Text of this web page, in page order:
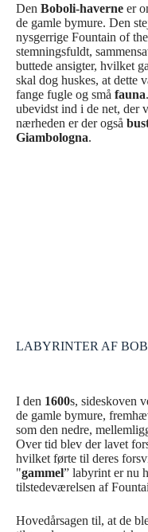
Den Boboli-haverne er
de gamle bymure. Den
nysgerrige Fountain of the
stemningsfuldt,
buttede ansigter, hvilket
skal dog huskes, at dette
fange fugle og små fauna
ubevidst ind i de net, der
nærheden er der også
Giambologna.
LABYRINTER AF
I den 1600s, sideskoven
de gamle bymure,
som den nedre,
Over tid blev der lavet
hvilket førte til deres
"gammel” labyrint er nu
tilstedeværelsen af
Hovedårsagen til, at de